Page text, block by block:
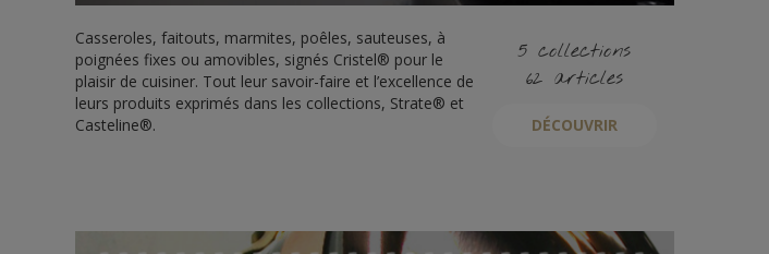
Casseroles, faitouts, marmites, poêles, sauteuses, à
poignées fixes ou amovibles, signés Cristel® pour le
plaisir de cuisiner. Tout leur savoir-faire et l’excellence de
leurs produits exprimés dans les collections, Strate® et
Casteline®.
5 collections
62 articles
DÉCOUVRIR